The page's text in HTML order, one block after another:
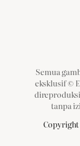
Semua
eksklusif ©
tanpa